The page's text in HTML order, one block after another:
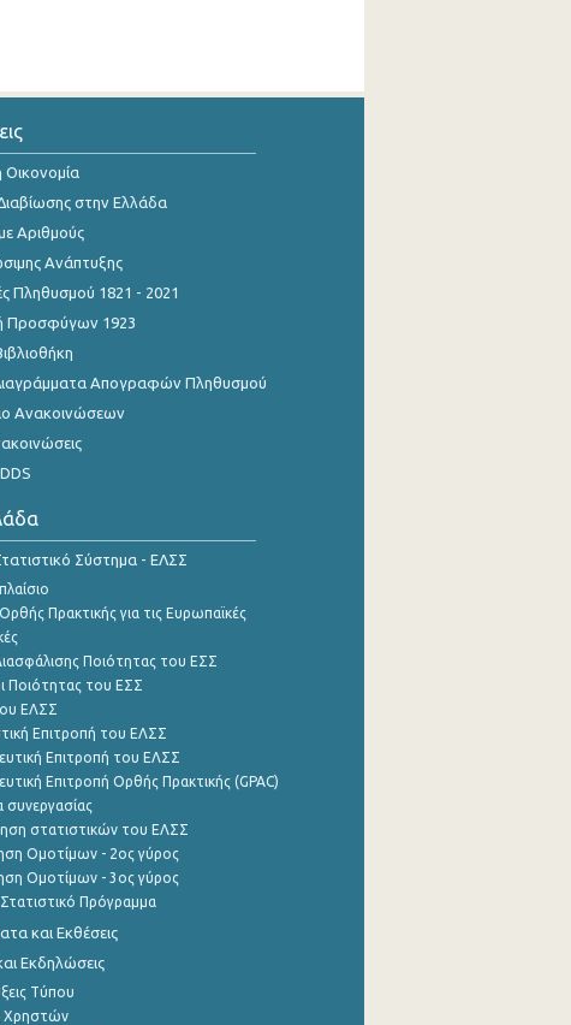
Οικονομία
στην Ελλάδα
Αριθμούς
Ανάπτυξης
Πληθυσμού 1821 - 2021
Προσφύγων 1923
Απογραφών Πληθυσμού
Ανακοινώσεων
Σύστημα - ΕΛΣΣ
Πρακτικής για τις Ευρωπαϊκές
Ποιότητας του ΕΣΣ
Ποιότητας του ΕΣΣ
ΕΛΣΣ
Επιτροπή του ΕΛΣΣ
Επιτροπή του ΕΛΣΣ
Επιτροπή Ορθής Πρακτικής (GPAC)
συνεργασίας
στατιστικών του ΕΛΣΣ
Ομοτίμων - 2ος γύρος
Ομοτίμων - 3ος γύρος
Στατιστικό Πρόγραμμα
και Εκθέσεις
Εκδηλώσεις
Τύπου
Χρηστών